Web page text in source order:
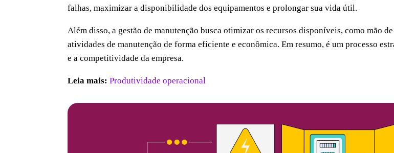
falhas, maximizar a disponibilidade dos equipamentos e prolongar sua vida útil.
Além disso, a gestão de manutenção busca otimizar os recursos disponíveis, como mão
atividades de manutenção de forma eficiente e econômica. Em resumo, é um processo
e a competitividade da empresa.
Leia mais: Produtividade operacional